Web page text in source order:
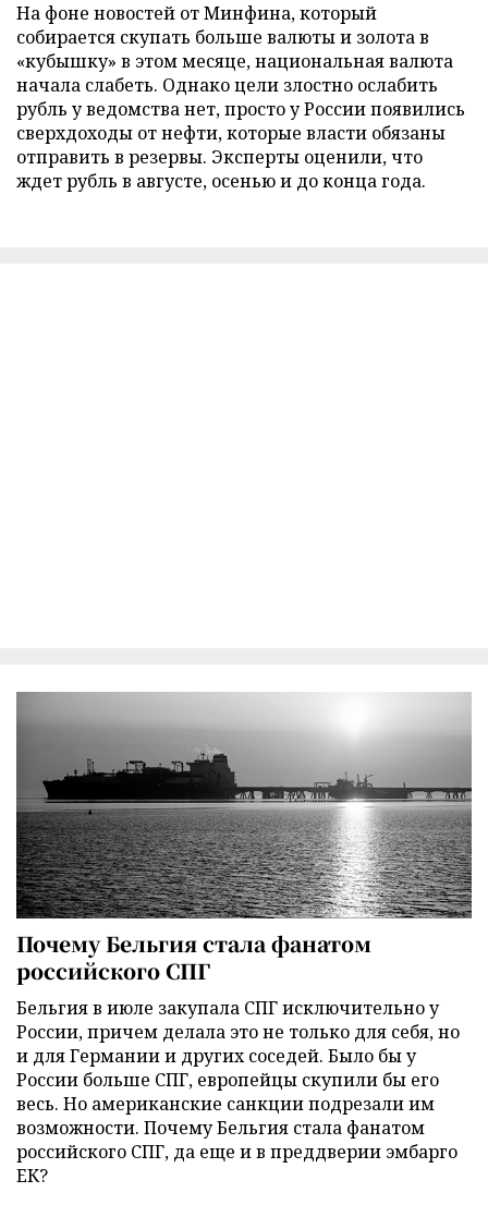
На фоне новостей от Минфина, который
собирается скупать больше валюты и золота в
«кубышку» в этом месяце, национальная валюта
начала слабеть. Однако цели злостно ослабить
рубль у ведомства нет, просто у России появились
сверхдоходы от нефти, которые власти обязаны
отправить в резервы. Эксперты оценили, что
ждет рубль в августе, осенью и до конца года.
Почему Бельгия стала фанатом
российского СПГ
Бельгия в июле закупала СПГ исключительно у
России, причем делала это не только для себя, но
и для Германии и других соседей. Было бы у
России больше СПГ, европейцы скупили бы его
весь. Но американские санкции подрезали им
возможности. Почему Бельгия стала фанатом
российского СПГ, да еще и в преддверии эмбарго
ЕК?